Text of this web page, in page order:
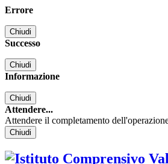
Errore
Chiudi
Successo
Chiudi
Informazione
Chiudi
Attendere...
Attendere il completamento
Chiudi